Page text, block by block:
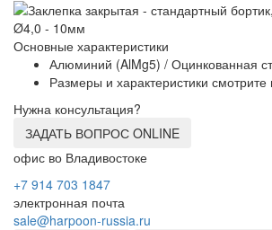
Основные характеристики
Алюминий (AlMg5) / Оцинкованная
Размеры и характеристики
Нужна консультация?
ЗАДАТЬ ВОПРОС ONLINE
офис во Владивостоке
+7 914 703 1847
электронная почта
sale@harpoon-russia.ru